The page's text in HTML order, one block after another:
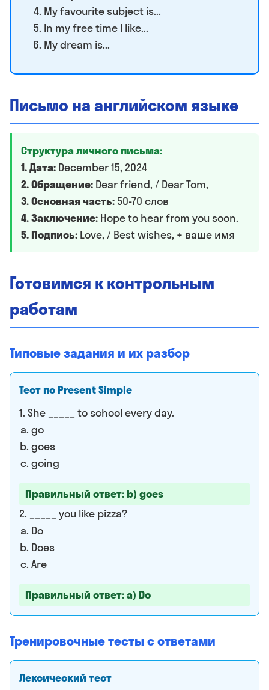
My favourite subject is...
In my free time I like...
My dream is...
Письмо на английском языке
Структура личного письма:
1. Дата: December 15, 2024
2. Обращение: Dear friend, / Dear Tom,
3. Основная часть:50-70 слов
4. Заключение: Hope to hear from you soon.
5. Подпись: Love, / Best wishes, + ваше имя
Готовимся к контрольным
работам
Типовые задания и их разбор
Тест по Present Simple
1. She _____ to school every day.
go
goes
going
Правильный ответ: b) goes
2. _____ you like pizza?
Do
Does
Are
Правильный ответ: a) Do
Тренировочные тесты с ответами
Лексический тест